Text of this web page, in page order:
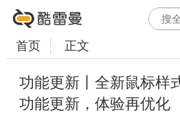
首页 正文
功能更新丨全新鼠标样
功能更新，体验再优化